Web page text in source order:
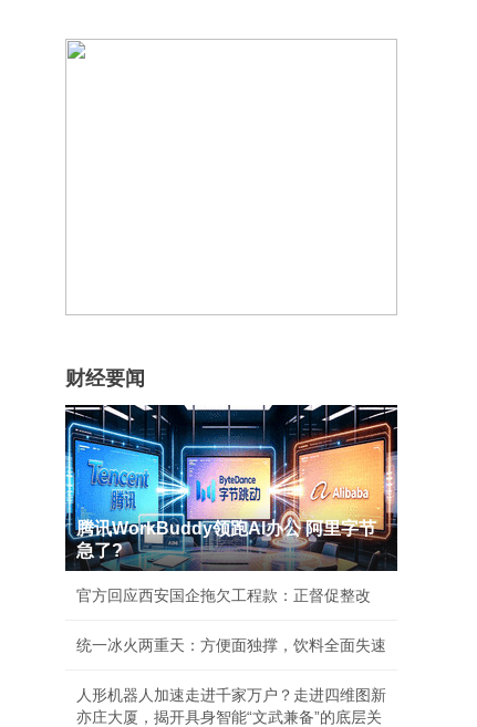
财经要闻
腾讯WorkBuddy领跑AI办公 阿里字节
急了?
官方回应西安国企拖欠工程款：正督促整改
统一冰火两重天：方便面独撑，饮料全面失速
人形机器人加速走进千家万户？走进四维图新
亦庄大厦，揭开具身智能“文武兼备”的底层关